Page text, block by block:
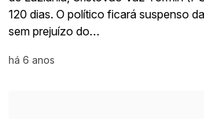
120 dias. O político ficará suspenso
sem prejuízo do…
há 6 anos